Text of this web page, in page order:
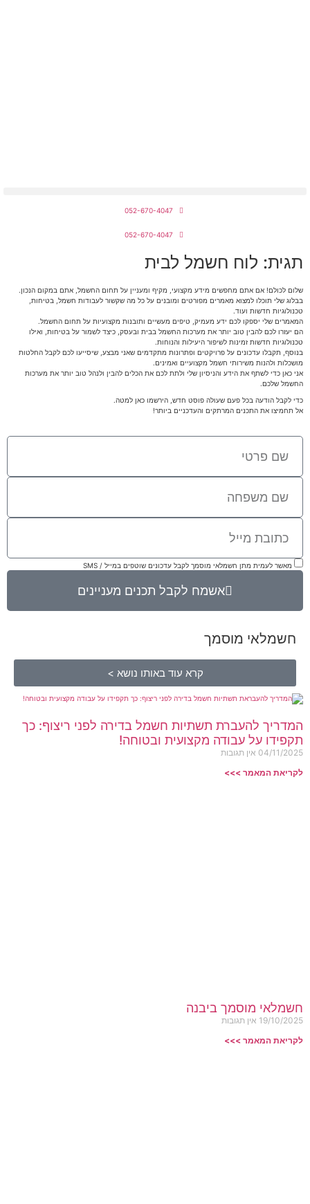
052-670-4047
052-670-4047
תגית: לוח חשמל לבית
שלום לכולם! אם אתם מחפשים מידע מקצועי, מקיף ומעניין על תחום החשמל, אתם במקום הנכון.
בבלוג שלי תוכלו למצוא מאמרים מפורטים ומובנים על כל מה שקשור לעבודות חשמל, בטיחות,
טכנולוגיות חדשות ועוד.
המאמרים שלי יספקו לכם ידע מעמיק, טיפים מעשיים ותובנות מקצועיות על תחום החשמל.
הם יעזרו לכם להבין טוב יותר את מערכות החשמל בבית ובעסק, כיצד לשמור על בטיחות, ואילו
טכנולוגיות חדשות זמינות לשיפור היעילות והנוחות.
בנוסף, תקבלו עדכונים על פרויקטים ופתרונות מתקדמים שאני מבצע, שיסייעו לכם לקבל החלטות
מושכלות ולהנות משירותי חשמל מקצועיים ואמינים.
אני כאן כדי לשתף את הידע והניסיון שלי ולתת לכם את הכלים להבין ולנהל טוב יותר את מערכות
החשמל שלכם.
כדי לקבל הודעה בכל פעם שעולה פוסט חדש, הירשמו כאן למטה.
אל תחמיצו את התכנים המרתקים והעדכניים ביותר!
מאשר לעמית מתן חשמלאי מוסמך לקבל עדכונים שוטפים במייל / SMS
אשמח לקבל תכנים מעניינים
חשמלאי מוסמך
קרא עוד באותו נושא >
המדריך להעברת תשתיות חשמל בדירה לפני ריצוף: כך
תקפידו על עבודה מקצועית ובטוחה!
04/11/2025 אין תגובות
לקריאת המאמר >>>
חשמלאי מוסמך ביבנה
19/10/2025 אין תגובות
לקריאת המאמר >>>